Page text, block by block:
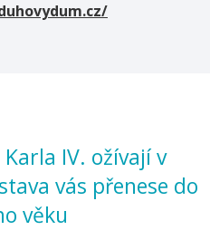
IV. ožívají v
vás přenese do
věku